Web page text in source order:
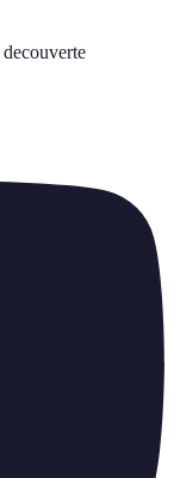
decouverte